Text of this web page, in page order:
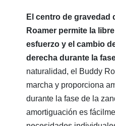
El centro de gravedad
Roamer permite la
esfuerzo y el cambio
derecha durante la
naturalidad, el Buddy
marcha y proporciona
durante la fase de la
amortiguación es